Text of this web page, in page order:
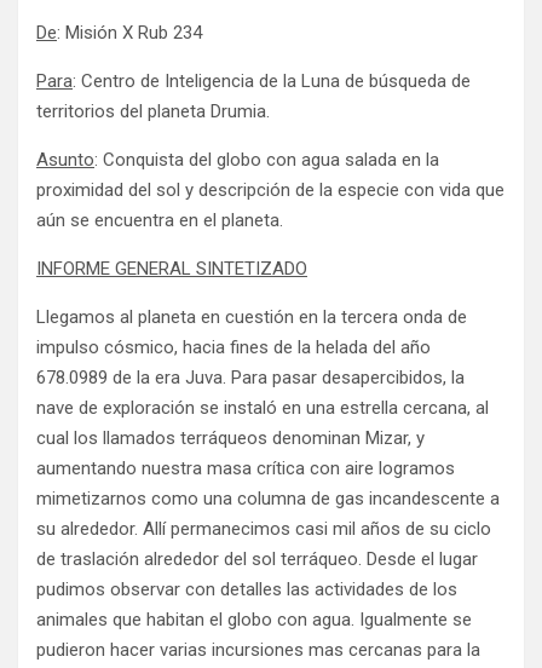
De: Misión X Rub 234
Para: Centro de Inteligencia de la Luna de búsqueda de
territorios del planeta Drumia.
Asunto: Conquista del globo con agua salada en la
proximidad del sol y descripción de la especie con vida que
aún se encuentra en el planeta.
INFORME GENERAL SINTETIZADO
Llegamos al planeta en cuestión en la tercera onda de
impulso cósmico, hacia fines de la helada del año
678.0989 de la era Juva. Para pasar desapercibidos, la
nave de exploración se instaló en una estrella cercana, al
cual los llamados terráqueos denominan Mizar, y
aumentando nuestra masa crítica con aire logramos
mimetizarnos como una columna de gas incandescente a
su alrededor. Allí permanecimos casi mil años de su ciclo
de traslación alrededor del sol terráqueo. Desde el lugar
pudimos observar con detalles las actividades de los
animales que habitan el globo con agua. Igualmente se
pudieron hacer varias incursiones mas cercanas para la